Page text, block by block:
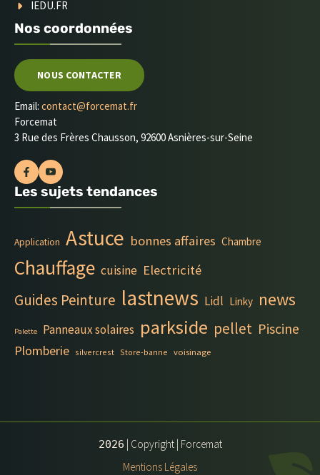
IEDU.FR
Nos coordonnées
NOUS CONTACTER
Email: contact@forcemat.fr
Forcemat
3 Rue des Frères Chausson, 92600 Asnières-sur-Seine
Les sujets tendances
Application Astuce bonnes affaires Chambre
Chauffage cuisine Electricité
Guides Peinture lastnews Lidl Linky news
Palette Panneaux solaires parkside pellet Piscine
Plomberie silvercrest Store-banne voisinage
2026 | Copyright | Forcemat
Mentions Légales